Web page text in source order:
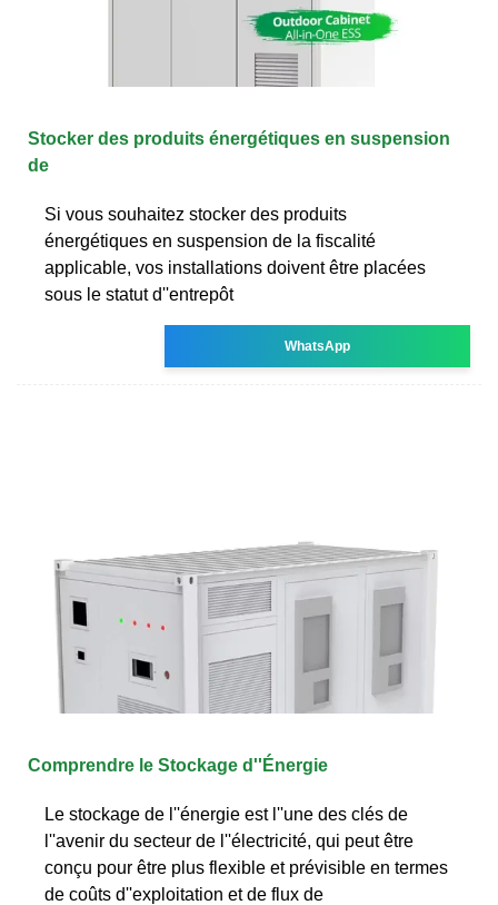
Stocker des produits énergétiques en suspension
de
Si vous souhaitez stocker des produits
énergétiques en suspension de la fiscalité
applicable, vos installations doivent être placées
sous le statut d''entrepôt
WhatsApp
Comprendre le Stockage d''Énergie
Le stockage de l''énergie est l''une des clés de
l''avenir du secteur de l''électricité, qui peut être
conçu pour être plus flexible et prévisible en termes
de coûts d''exploitation et de flux de